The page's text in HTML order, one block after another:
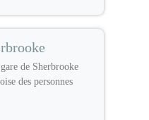
de Sherbrooke
des personnes